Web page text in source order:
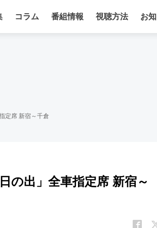
コラム 番組情報 視聴方法 お
定席 新宿～千倉
の出」全車指定席 新宿～